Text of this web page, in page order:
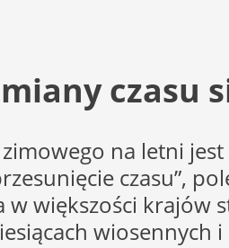
czasu
zimowego na letni
czasu”,
większości krajów
wiosennych